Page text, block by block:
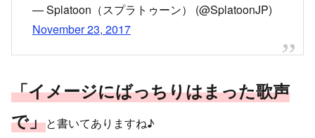
— Splatoon（スプラトゥーン） (@SplatoonJP)
November 23, 2017
「イメージにばっちりはまった歌声
で」と書いてありますね♪